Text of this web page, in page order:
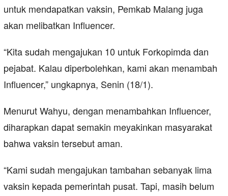
untuk mendapatkan vaksin, Pemkab Malang juga
akan melibatkan Influencer.
“Kita sudah mengajukan 10 untuk Forkopimda dan
pejabat. Kalau diperbolehkan, kami akan menambah
Influencer,” ungkapnya, Senin (18/1).
Menurut Wahyu, dengan menambahkan Influencer,
diharapkan dapat semakin meyakinkan masyarakat
bahwa vaksin tersebut aman.
“Kami sudah mengajukan tambahan sebanyak lima
vaksin kepada pemerintah pusat. Tapi, masih belum